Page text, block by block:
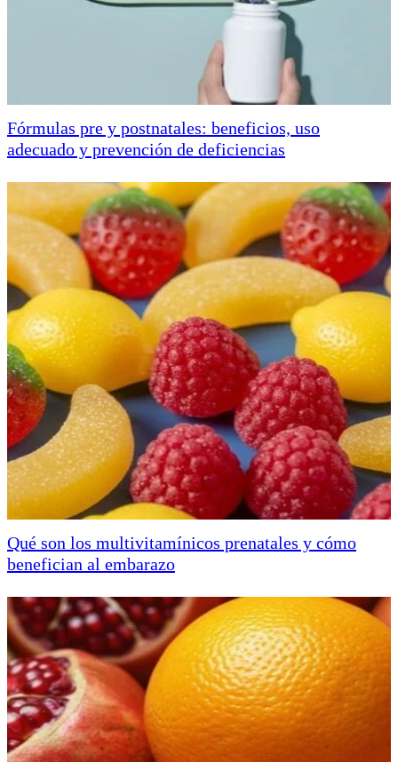
Fórmulas pre y postnatales: beneficios, uso
adecuado y prevención de deficiencias
Qué son los multivitamínicos prenatales y cómo
benefician al embarazo